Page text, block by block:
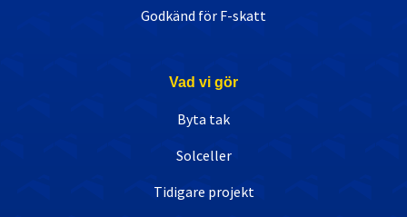
Godkänd för F-skatt
Vad vi gör
Byta tak
Solceller
Tidigare projekt